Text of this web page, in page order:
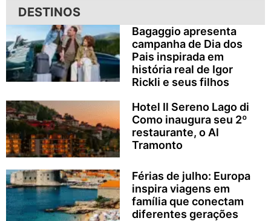
DESTINOS
Bagaggio apresenta
campanha de Dia dos
Pais inspirada em
história real de Igor
Rickli e seus filhos
Hotel Il Sereno Lago di
Como inaugura seu 2º
restaurante, o Al
Tramonto
Férias de julho: Europa
inspira viagens em
família que conectam
diferentes gerações